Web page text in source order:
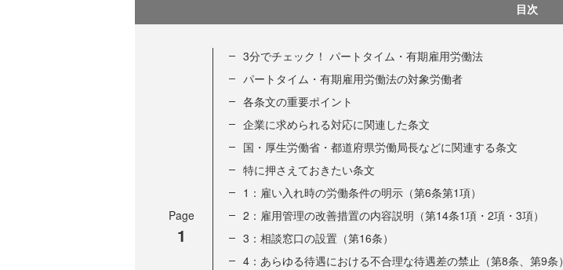
目次
Page
1
3分でチェック！ パートタイム・有期雇用労働法
パートタイム・有期雇用労働法の対象労働者
各条文の重要ポイント
企業に求められる対応に関連した条文
国・厚生労働省・都道府県労働局長などに関連する条文
特に押さえておきたい条文
1：雇い入れ時の労働条件の明示（第6条第1項）
2：雇用管理の改善措置の内容説明（第14条1項・2項・3項）
3：相談窓口の設置（第16条）
4：あらゆる待遇における不合理な待遇差の禁止（第8条、第9条）